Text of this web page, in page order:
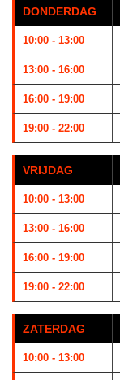
DONDERDAG
10:00 - 13:00
13:00 - 16:00
16:00 - 19:00
19:00 - 22:00
VRIJDAG
10:00 - 13:00
13:00 - 16:00
16:00 - 19:00
19:00 - 22:00
ZATERDAG
10:00 - 13:00